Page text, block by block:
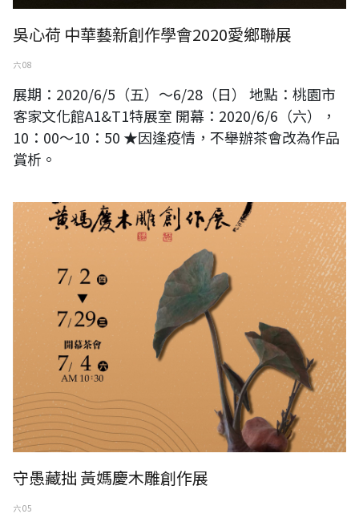
吳心荷 中華藝新創作學會2020愛鄉聯展
六 08
展期：2020/6/5（五）～6/28（日） 地點：桃園市
客家文化館A1&T1特展室 開幕：2020/6/6（六），
10：00～10：50 ★因逢疫情，不舉辦茶會改為作品
賞析。
守愚藏拙 黃媽慶木雕創作展
守愚藏拙 黃媽慶木雕創作展
六 05